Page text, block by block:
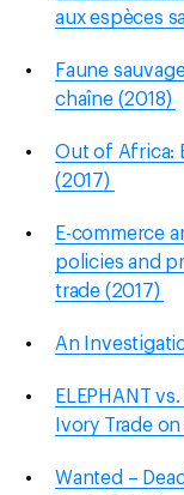
aux espèces
Faune
chaîne (2018)
Out of Africa:
(2017)
E-commerce
policies and
trade (2017)
An
ELEPHANT
Ivory Trade
Wanted –